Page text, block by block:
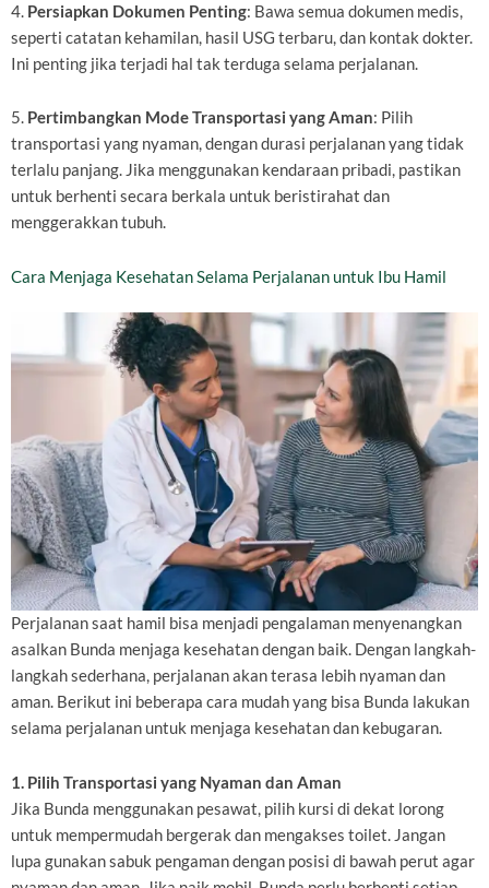
4. Persiapkan Dokumen Penting: Bawa semua dokumen medis,
seperti catatan kehamilan, hasil USG terbaru, dan kontak dokter.
Ini penting jika terjadi hal tak terduga selama perjalanan.
5. Pertimbangkan Mode Transportasi yang Aman: Pilih
transportasi yang nyaman, dengan durasi perjalanan yang tidak
terlalu panjang. Jika menggunakan kendaraan pribadi, pastikan
untuk berhenti secara berkala untuk beristirahat dan
menggerakkan tubuh.
Cara Menjaga Kesehatan Selama Perjalanan untuk Ibu Hamil
Perjalanan saat hamil bisa menjadi pengalaman menyenangkan
asalkan Bunda menjaga kesehatan dengan baik. Dengan langkah-
langkah sederhana, perjalanan akan terasa lebih nyaman dan
aman. Berikut ini beberapa cara mudah yang bisa Bunda lakukan
selama perjalanan untuk menjaga kesehatan dan kebugaran.
1. Pilih Transportasi yang Nyaman dan Aman
Jika Bunda menggunakan pesawat, pilih kursi di dekat lorong
untuk mempermudah bergerak dan mengakses toilet. Jangan
lupa gunakan sabuk pengaman dengan posisi di bawah perut agar